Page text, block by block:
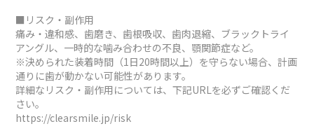
■リスク・副作用
痛み・違和感、歯磨き、歯根吸収、歯肉退縮、ブラックトライ
アングル、一時的な噛み合わせの不良、顎関節症など。
※決められた装着時間（1日20時間以上）を守らない場合、計画
通りに歯が動かない可能性があります。
詳細なリスク・副作用については、下記URLを必ずご確認くだ
さい。
https://clearsmile.jp/risk